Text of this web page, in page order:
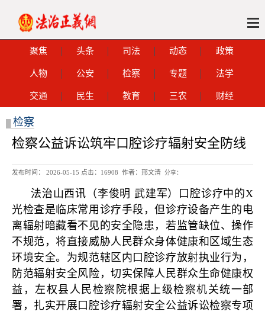
聚焦 头条 司法 动态 政策
人物 公安 检察 专题 法学
交通 民生 教育 三农 财经
检察
检察公益诉讼筑牢口腔诊疗辐射安全防线
发布时间： 2026-05-15 点击： 16908 作者：邢文清 分享：
法治山西讯（李俊明 武建军）口腔诊疗中的X
光检查是临床常用诊疗手段，但诊疗设备产生的电
离辐射暗藏看不见的安全隐患，若监管缺位、操作
不规范，将直接威胁人民群众身体健康和区域生态
环境安全。为规范辖区内口腔诊疗放射执业行为，
防范辐射安全风险，切实保障人民群众生命健康权
益，左权县人民检察院根据上级检察机关统一部
署，扎实开展口腔诊疗辐射安全公益诉讼检察专项